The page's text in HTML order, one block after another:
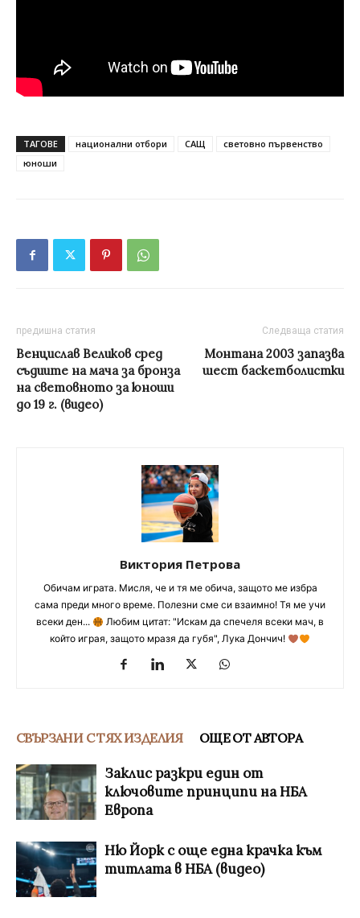
ТАГОВЕ национални отбори САЩ
световно първенство
юноши
предишна статия
Венцислав Великов сред
съдиите на мача за бронза
на световното за юноши
до 19 г. (видео)
Следваща статия
Монтана 2003 запазва
шест баскетболистки
Виктория Петрова
Обичам играта. Мисля, че и тя ме обича, защото ме избра
сама преди много време. Полезни сме си взаимно! Тя ме учи
всеки ден...
Любим цитат: "Искам да спечеля всеки мач, в
който играя, защото мразя да губя", Лука Дончич!
СВЪРЗАНИ С ТЯХ ИЗДЕЛИЯ ОЩЕ ОТ АВТОРА
Заклис разкри един от
ключовите принципи на НБА
Европа
Ню Йорк с още една крачка към
титлата в НБА (видео)